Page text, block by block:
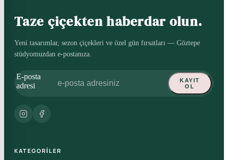
Taze çiçekten haberdar olun.
Yeni tasarımlar, sezon çiçekleri ve özel gün fırsatları — Göztepe
stüdyomuzdan e-postanıza.
E-posta
adresi
KAYIT
OL
KATEGORILER